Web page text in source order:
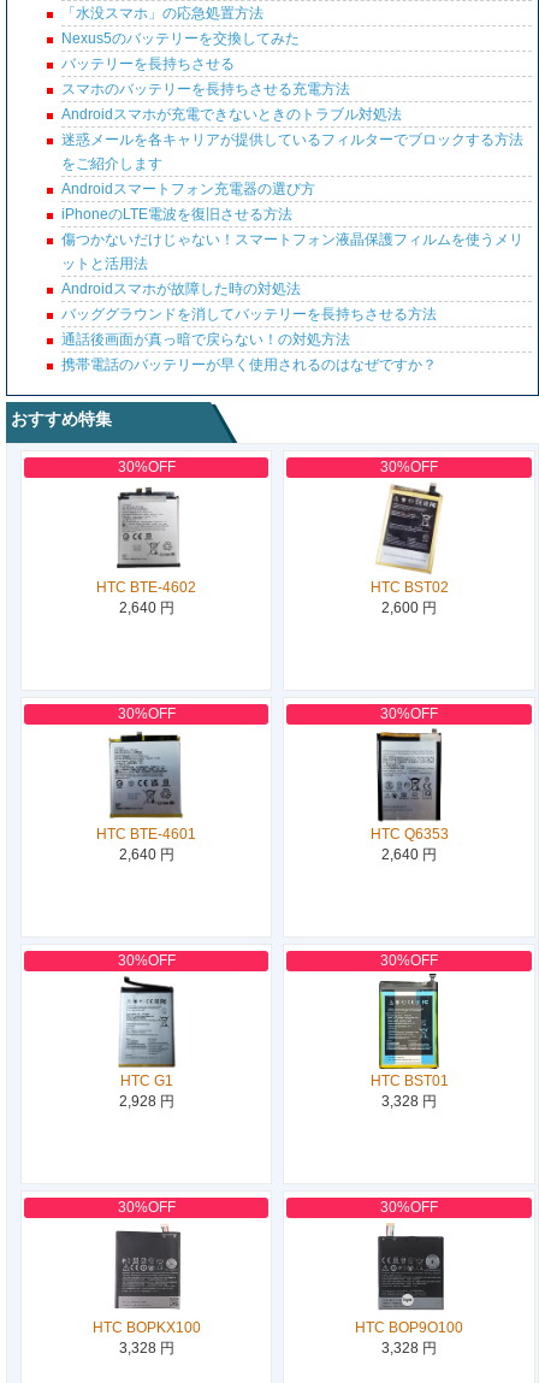
「水没スマホ」の応急処置方法
Nexus5のバッテリーを交換してみた
バッテリーを長持ちさせる
スマホのバッテリーを長持ちさせる充電方法
Androidスマホが充電できないときのトラブル対処法
迷惑メールを各キャリアが提供しているフィルターでブロックする方法
をご紹介します
Androidスマートフォン充電器の選び方
iPhoneのLTE電波を復旧させる方法
傷つかないだけじゃない！スマートフォン液晶保護フィルムを使うメリ
ットと活用法
Androidスマホが故障した時の対処法
バッググラウンドを消してバッテリーを長持ちさせる方法
通話後画面が真っ暗で戻らない！の対処方法
携帯電話のバッテリーが早く使用されるのはなぜですか？
おすすめ特集
30%OFF
HTC BTE-4602
2,640 円
30%OFF
HTC BST02
2,600 円
30%OFF
HTC BTE-4601
2,640 円
30%OFF
HTC Q6353
2,640 円
30%OFF
HTC G1
2,928 円
30%OFF
HTC BST01
3,328 円
30%OFF
HTC BOPKX100
3,328 円
30%OFF
HTC BOP9O100
3,328 円